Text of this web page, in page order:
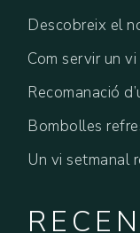
Descobreix el
Com servir un
Recomanació
Bombolles
Un vi setmanal